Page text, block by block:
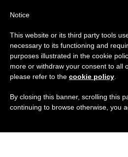
Notice
This website or its third party tools
necessary to its functioning and
purposes illustrated in the cookie
more or withdraw your consent to all
please refer to the cookie policy
By closing this banner, scrolling this
continuing to browse otherwise, you